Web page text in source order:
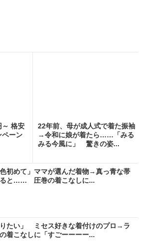
～ 格安
ペーン
22年前、母が成人式で着た振袖
→令和に娘が着たら……「みる
みる今風に」 驚きの姿...
色初めて」ママが選んだ着物→真っ青な帯
ると…… 圧巻の着こなしに...
りたい」 ミセス好きな着付けのプロ→ラ
着こなしに「すごーーーー...